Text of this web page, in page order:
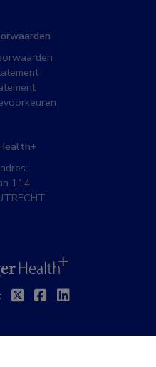
114
BSL
TwitterFacebook
Linkedin